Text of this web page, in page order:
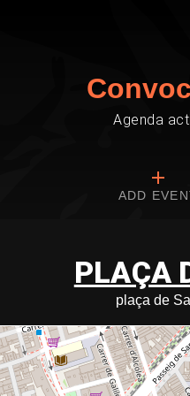
Agenda
ADD
PLAÇA
plaça de